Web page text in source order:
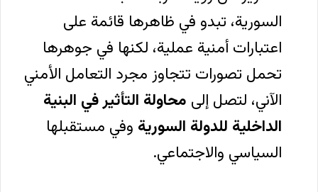
السورية، تبدو في ظاهرها قائمة على
اعتبارات أمنية عملية، لكنها في جوهرها
تحمل تصورات تتجاوز مجرد التعامل الأمني
الآني، لتصل إلى محاولة التأثير في البنية
الداخلية للدولة السورية وفي مستقبلها
السياسي والاجتماعي.